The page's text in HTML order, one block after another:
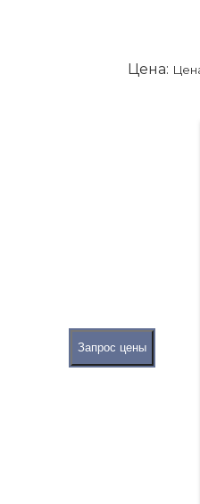
Цена:
Запрос цены